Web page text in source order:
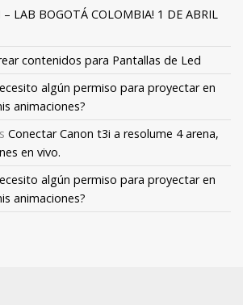
– LAB BOGOTÁ COLOMBIA! 1 DE ABRIL
contenidos para Pantallas de Led
algún permiso para proyectar en
animaciones?
Conectar Canon t3i a resolume 4 arena,
en vivo.
algún permiso para proyectar en
animaciones?